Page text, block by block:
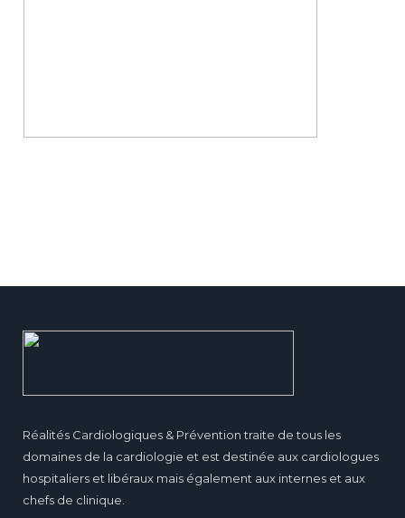
Réalités Cardiologiques & Prévention traite de tous les
domaines de la cardiologie et est destinée aux cardiologues
hospitaliers et libéraux mais également aux internes et aux
chefs de clinique.